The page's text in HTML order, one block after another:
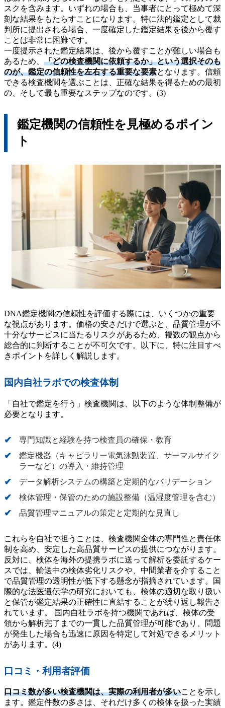
スクを含みます。いずれの場合も、当事者にとって極めて深
刻な結果をもたらすことになります。特に法的鑑定として裁
判所に提出される場合、一度確定した鑑定結果を後から覆す
ことは非常に困難です。
一度提示された鑑定結果は、後から覆すことが難しい場合も
あるため、 「どの検査機関に依頼するか」という選択そのも
のが、鑑定の信頼性を左右する重要な要素となります。信頼
できる検査機関を選ぶことは、正確な結果を得るための最初
の、そして最も重要なステップなのです。(3)
鑑定機関の信頼性を見極めるポイン
ト
DNA鑑定機関の信頼性を評価する際には、いくつかの重要
な視点があります。価格の安さだけで選ぶと、品質管理が不
十分なサービスに当たるリスクがあるため、複数の観点から
総合的に判断することが不可欠です。以下に、特に注目すべ
きポイントを詳しく解説します。
国内自社ラボでの検査体制
「自社で鑑定を行う」検査機関は、以下のような体制整備が
必要となります。
専門知識と経験を持つ検査員の確保・教育
鑑定機器（キャピラリー電気泳動装置、サーマルサイク
ラーなど）の導入・維持管理
データ解析システムの構築と定期的なバリデーション
検体管理・保管のための施設整備（温湿度管理を含む）
品質管理マニュアルの策定と定期的な見直し
これらを自社で担うことは、検査機関全体の専門性と責任体
制を高め、安定した高品質サービスの提供につながります。
反対に、検体を海外の提携ラボに送って解析を委託するケー
スでは、輸送中の検体劣化リスクや、中間業者を介すること
で品質管理の透明性が低下する懸念が指摘されています。国
際的な法医遺伝学の研究においても、検体の適切な取り扱い
と保管が鑑定結果の正確性に直結することが繰り返し報告さ
れています。 国内自社ラボを持つ機関であれば、検体の受
領から解析完了までの一貫した品質管理が可能であり、問題
が発生した場合も迅速に原因を特定して対処できるメリット
があります。(4)
口コミ・利用者評価
口コミ数が多い検査機関は、実際の利用者が多いことを示し
ます。鑑定件数の多さは、それだけ多くの検体を扱った実績